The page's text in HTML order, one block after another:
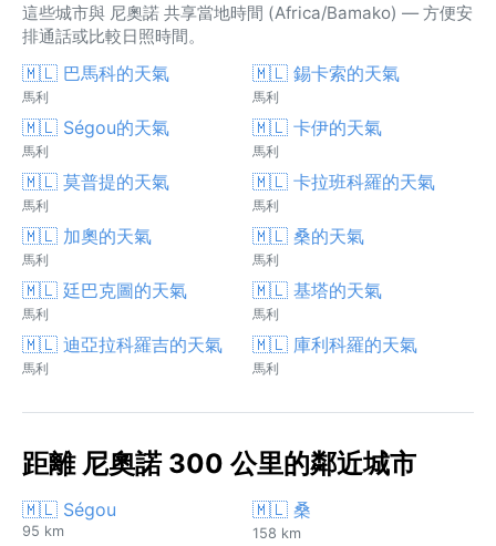
這些城市與 尼奧諾 共享當地時間 (Africa/Bamako) — 方便安
排通話或比較日照時間。
🇲🇱 巴馬科的天氣
馬利
🇲🇱 錫卡索的天氣
馬利
🇲🇱 Ségou的天氣
馬利
🇲🇱 卡伊的天氣
馬利
🇲🇱 莫普提的天氣
馬利
🇲🇱 卡拉班科羅的天氣
馬利
🇲🇱 加奧的天氣
馬利
🇲🇱 桑的天氣
馬利
🇲🇱 廷巴克圖的天氣
馬利
🇲🇱 基塔的天氣
馬利
🇲🇱 迪亞拉科羅吉的天氣
馬利
🇲🇱 庫利科羅的天氣
馬利
距離 尼奧諾 300 公里的鄰近城市
🇲🇱 Ségou
95 km
🇲🇱 桑
158 km